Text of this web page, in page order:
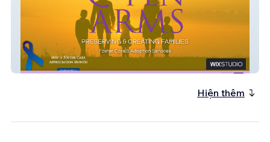
Operation Open Arms
Hiện thêm